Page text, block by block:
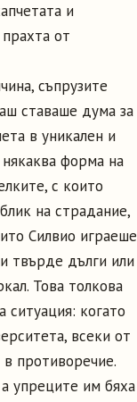
и
от
съпрузите
ставаше дума за
в уникален и
форма на
с които
на страдание,
Силвио играеше
твърде дълги или
Това толкова
когато
всеки от
противоречие.
упреците им бяха